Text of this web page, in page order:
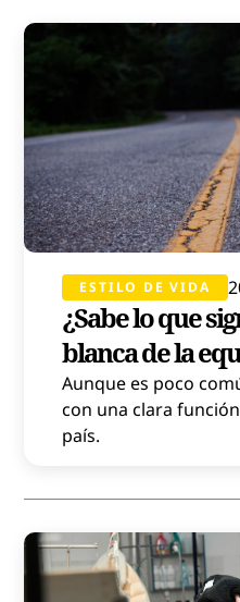
ESTILO DE VIDA
¿Sabe lo que
blanca de la
Aunque es poco
con una clara
país.